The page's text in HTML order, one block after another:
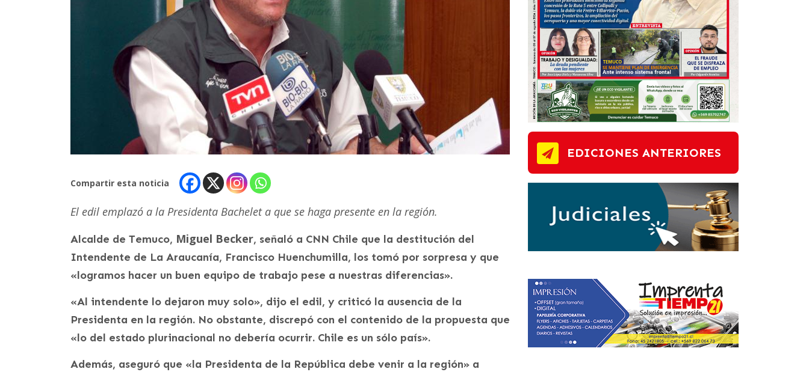
Compartir esta noticia
El edil emplazó a la Presidenta Bachelet a que se haga presente en la región.
Alcalde de Temuco, Miguel Becker, señaló a CNN Chile que la destitución del
Intendente de La Araucanía, Francisco Huenchumilla, los tomó por sorpresa y que
«logramos hacer un buen equipo de trabajo pese a nuestras diferencias».
«Al intendente lo dejaron muy solo», dijo el edil, y criticó la ausencia de la
Presidenta en la región. No obstante, discrepó con el contenido de la propuesta que
«lo del estado plurinacional no debería ocurrir. Chile es un sólo país».
Además, aseguró que «la Presidenta de la República debe venir a la región» a
EDICIONES ANTERIORES